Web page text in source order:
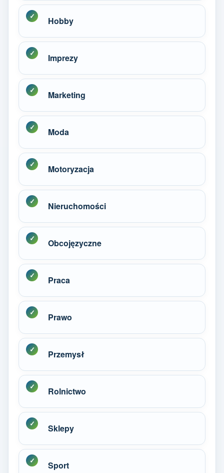
Hobby
Imprezy
Marketing
Moda
Motoryzacja
Nieruchomości
Obcojęzyczne
Praca
Prawo
Przemysł
Rolnictwo
Sklepy
Sport